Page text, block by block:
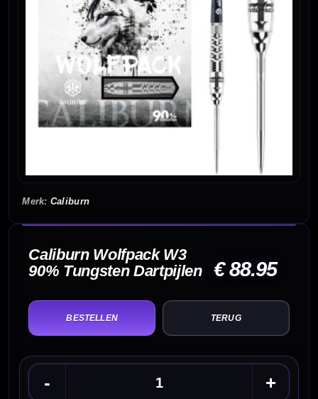
Caliburn
Caliburn Wolfpack W3
90% Tungsten Dartpijlen
€ 88.95
TERUG
- +